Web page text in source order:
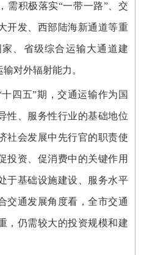
需积极落实“一带一路”、交
开发、西部陆海新通道等重
、省级综合运输大通道建
对外辐射能力。
四五”期，交通运输作为国
性、服务性行业的基础地位
社会发展中先行官的职责使
投资、促消费中的关键作用
于基础设施建设、服务水平
交通发展角度看，全市交通
，仍需较大的投资规模和建